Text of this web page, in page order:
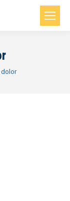
dolor